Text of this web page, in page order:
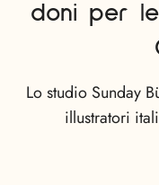
doni per
Lo studio Sunday
illustratori